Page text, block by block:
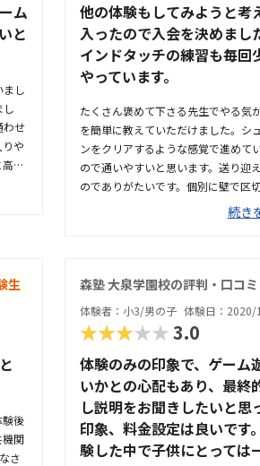
ム
と
まし
し
わせ
や
い
思
中
他の体験もしてみようと考
入ったので入会を決めまし
インドタッチの練習も毎回
やっています。
たくさん褒めて下さる先生でやる気
を簡単に教えていただけました。シ
ンをクリアするような感覚で進めて
ので通いやすいと思います。送り迎
のでありがたいです。個別に壁で区
んでいました。生徒2人に講師が1
ます。相場がよくわかりませんが、
しみにしています。
続き
生
験後
機関
さ
森塾 大泉学園校の評判・口コミ
体験者：小3/男の子 体験日：2020/
★★★★★3.0
体験のみの印象で、ゲーム
いかとの心配もあり、最終
し説明をお聞きしたいと思
印象、料金設定は良いです
験した中で子供にとっては